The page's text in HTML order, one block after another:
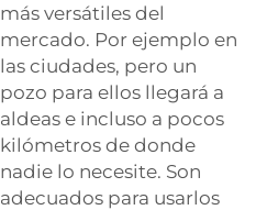
más versátiles del
mercado. Por ejemplo en
las ciudades, pero un
pozo para ellos llegará a
aldeas e incluso a pocos
kilómetros de donde
nadie lo necesite. Son
adecuados para usarlos